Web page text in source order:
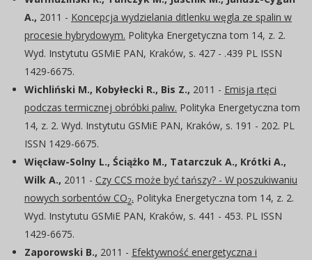
A., 2011 - Koncepcja wydzielania ditlenku węgla ze spalin w
procesie hybrydowym. Polityka Energetyczna tom 14, z. 2.
Wyd. Instytutu GSMiE PAN, Kraków, s. 427 - .439 PL ISSN
1429-6675.
Wichliński M., Kobyłecki R., Bis Z., 2011 - Emisja rtęci
podczas termicznej obróbki paliw. Polityka Energetyczna tom
14, z. 2. Wyd. Instytutu GSMiE PAN, Kraków, s. 191 - 202. PL
ISSN 1429-6675.
Więcław-Solny L., Ściążko M., Tatarczuk A., Krótki A.,
Wilk A., 2011 - Czy CCS może być tańszy? - W poszukiwaniu
nowych sorbentów CO2. Polityka Energetyczna tom 14, z. 2.
Wyd. Instytutu GSMiE PAN, Kraków, s. 441 - 453. PL ISSN
1429-6675.
Zaporowski B., 2011 - Efektywność energetyczna i